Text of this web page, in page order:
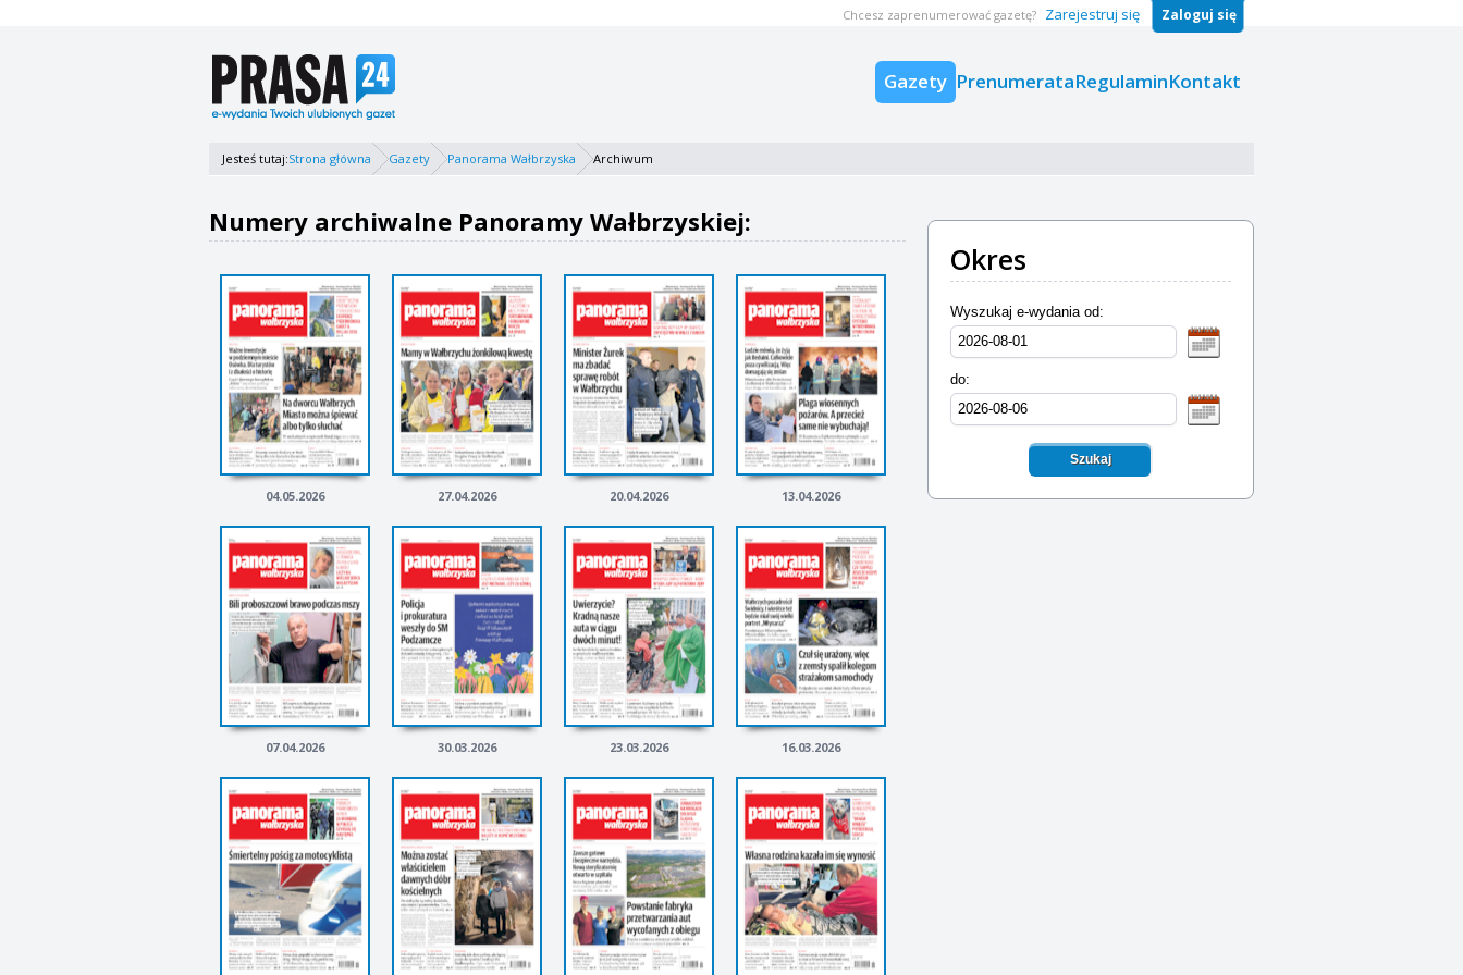
Gazety PrenumerataRegulaminKontakt
Chcesz zaprenumerować gazetę? Zarejestruj się Zaloguj się
Jesteś tutaj:Strona główna Gazety Panorama Wałbrzyska Archiwum
Okres
Wyszukaj e-wydania od:
do:
Szukaj
Numery archiwalne Panoramy Wałbrzyskiej:
04.05.2026 27.04.2026 20.04.2026 13.04.2026
07.04.2026 30.03.2026 23.03.2026 16.03.2026